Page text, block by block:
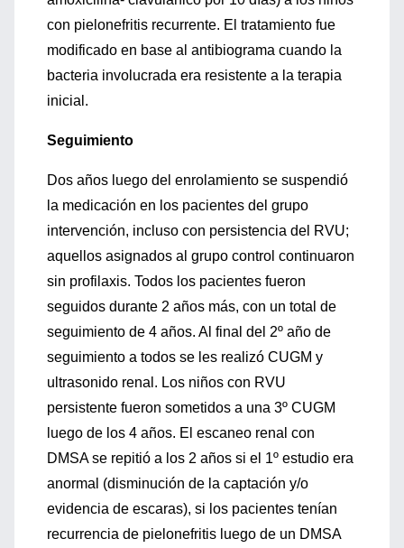
con pielonefritis recurrente. El tratamiento fue
modificado en base al antibiograma cuando la
bacteria involucrada era resistente a la terapia
inicial.
Seguimiento
Dos años luego del enrolamiento se suspendió
la medicación en los pacientes del grupo
intervención, incluso con persistencia del RVU;
aquellos asignados al grupo control continuaron
sin profilaxis. Todos los pacientes fueron
seguidos durante 2 años más, con un total de
seguimiento de 4 años. Al final del 2º año de
seguimiento a todos se les realizó CUGM y
ultrasonido renal. Los niños con RVU
persistente fueron sometidos a una 3º CUGM
luego de los 4 años. El escaneo renal con
DMSA se repitió a los 2 años si el 1º estudio era
anormal (disminución de la captación y/o
evidencia de escaras), si los pacientes tenían
recurrencia de pielonefritis luego de un DMSA